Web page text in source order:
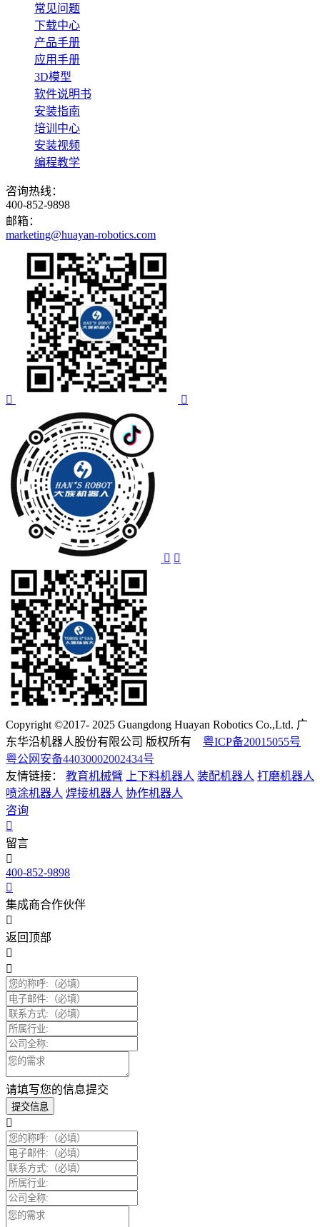
常见问题
下载中心
产品手册
应用手册
3D模型
软件说明书
安装指南
培训中心
安装视频
编程教学
咨询热线：
400-852-9898
邮箱：
marketing@huayan-robotics.com
Copyright ©2017- 2025 Guangdong Huayan Robotics Co.,Ltd. 广
东华沿机器人股份有限公司 版权所有 粤ICP备20015055号
粤公网安备44030002002434号
友情链接：
教育机械臂 上下料机器人 装配机器人 打磨机器人
喷涂机器人 焊接机器人 协作机器人
咨询
留言
400-852-9898
集成商合作伙伴
返回顶部
请填写您的信息提交
提交信息